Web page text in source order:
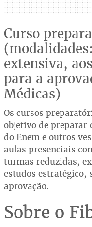
Curso
extensiva,
para a
Médicas)
Os cursos
objetivo de preparar
do Enem e outros
aulas presenciais
turmas reduzidas,
estudos estratégico,
aprovação.
Sobre o